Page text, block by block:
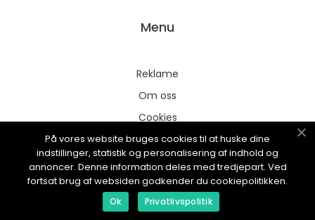
Menu
Reklame
Om oss
Cookies
Kontakt Oss
Sitemap
På vores website bruges cookies til at huske dine
indstillinger, statistik og personalisering af indhold og
annoncer. Denne information deles med tredjepart. Ved
fortsat brug af websiden godkender du cookiepolitikken.
Ok Privatlivspolitik